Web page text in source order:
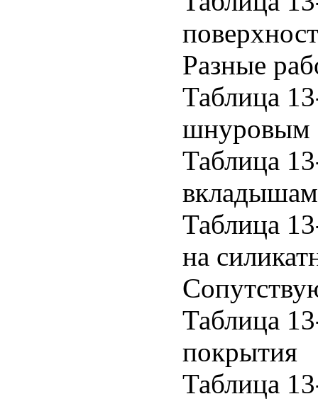
Разные
Таблица
шнуровым
Таблица
Таблица
на
Таблица
покрытия
Таблица